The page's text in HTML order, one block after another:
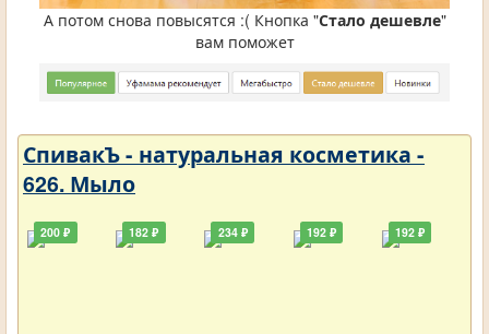
А потом снова повысятся :( Кнопка "Стало дешевле"
вам поможет
СпивакЪ - натуральная косметика -
626. Мыло
200 ₽ 182 ₽ 234 ₽ 192 ₽ 192 ₽